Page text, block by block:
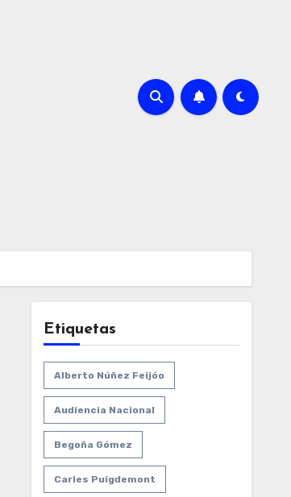
Etiquetas
Alberto Núñez Feijóo
Audiencia Nacional
Begoña Gómez
Carles Puigdemont